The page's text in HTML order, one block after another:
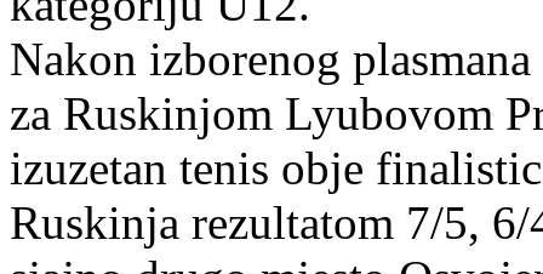
Nakon izborenog
za Ruskinjom Lyubovom
izuzetan tenis obje
Ruskinja rezultatom 7/5,